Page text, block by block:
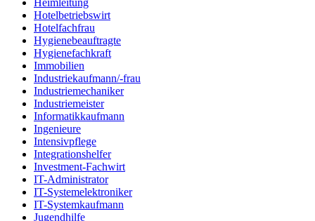
Heimleitung
Hotelbetriebswirt
Hotelfachfrau
Hygienebeauftragte
Hygienefachkraft
Immobilien
Industriekaufmann/-frau
Industriemechaniker
Industriemeister
Informatikkaufmann
Ingenieure
Intensivpflege
Integrationshelfer
Investment-Fachwirt
IT-Administrator
IT-Systemelektroniker
IT-Systemkaufmann
Jugendhilfe